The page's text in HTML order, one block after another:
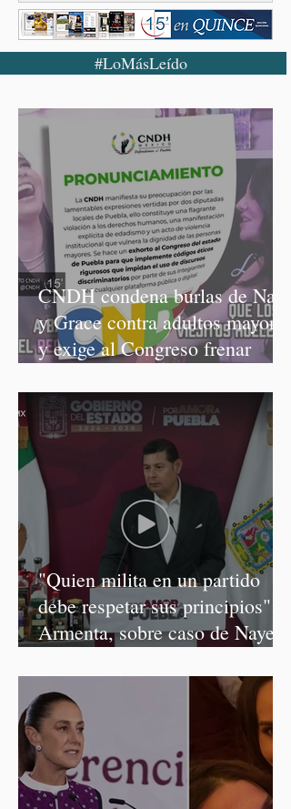
#LoMásLeído
CNDH condena burlas de Nay
y Grace contra adultos mayores
y exige al Congreso frenar
"Quien milita en un partido
debe respetar sus principios":
Armenta, sobre caso de Nayeli